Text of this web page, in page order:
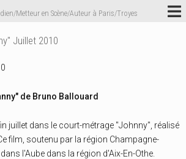
Metteur en Scène/Auteur à Paris/Troyes
Juillet 2010
de Bruno Ballouard
juillet dans le court-métrage "Johnny", réalisé
film, soutenu par la région Champagne-
l'Aube dans la région d'Aix-En-Othe.